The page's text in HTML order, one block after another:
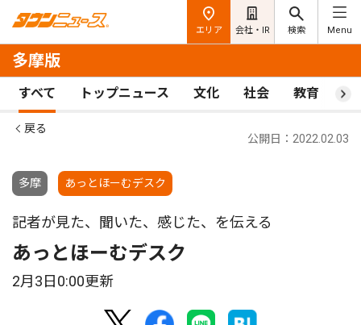
エリア 会社・IR 検索 Menu
多摩版
すべて トップニュース 文化 社会 教育 ス
戻る
多摩 あっとほーむデスク
公開日：2022.02.03
記者が見た、聞いた、感じた、を伝える
あっとほーむデスク
2月3日0:00更新